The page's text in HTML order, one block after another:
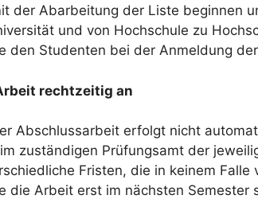
der Abarbeitung der Liste beginnen
und von Hochschule zu
den Studenten bei der Anmeldung
rechtzeitig an
Abschlussarbeit erfolgt nicht
zuständigen Prüfungsamt der
Fristen, die in keinem
die Arbeit erst im nächsten